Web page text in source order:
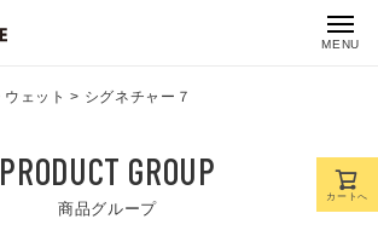
MENU
ウェット シグネチャー７
PRODUCT GROUP
商品グループ
カートへ